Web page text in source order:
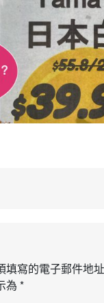
填寫的電子郵件地
為 *